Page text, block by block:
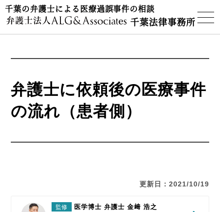
千葉の弁護士による医療過誤事件の相談
千葉法律事務所
弁護士に依頼後の医療事件
の流れ（患者側）
更新日：2021/10/19
監修
医学博士 弁護士 金﨑 浩之